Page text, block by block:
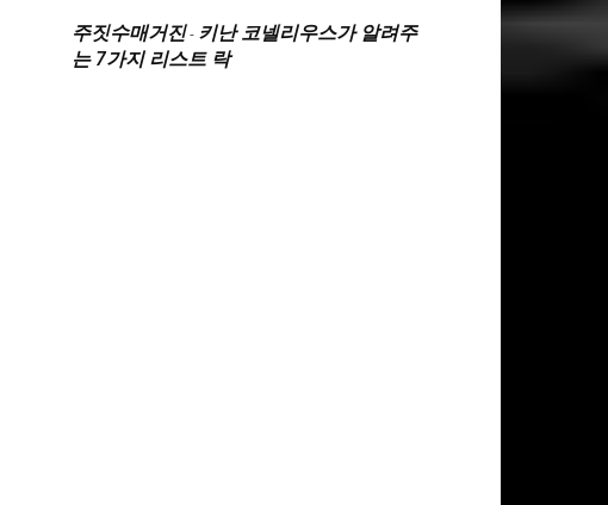
주짓수매거진- 키난 코넬리우스가 알려주
는 7가지 리스트 락